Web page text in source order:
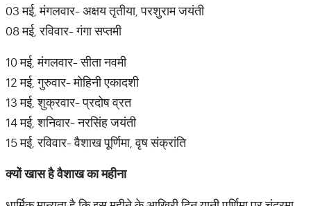
03 मई, मंगलवार- अक्षय तृतीया, परशुराम जयंती
08 मई, रविवार- गंगा सप्तमी
10 मई, मंगलवार- सीता नवमी
12 मई, गुरुवार- मोहिनी एकादशी
13 मई, शुक्रवार- प्रदोष व्रत
14 मई, शनिवार- नरसिंह जयंती
15 मई, रविवार- वैशाख पूर्णिमा, वृष संक्रांति
क्योंखासहैवैशाखकामहीना